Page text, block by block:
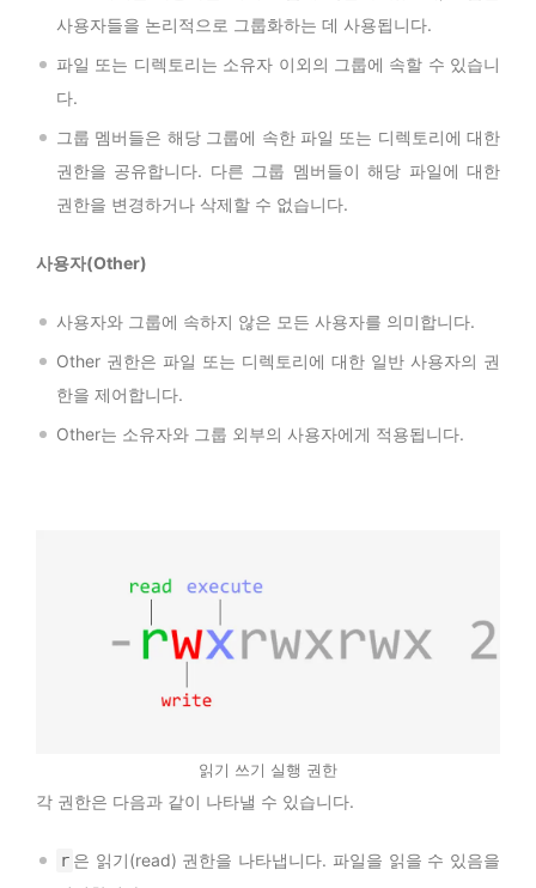
사용자들을 논리적으로 그룹화하는 데 사용됩니다.
파일 또는 디렉토리는 소유자 이외의 그룹에 속할 수 있습니
다.
그룹 멤버들은 해당 그룹에 속한 파일 또는 디렉토리에 대한
권한을 공유합니다. 다른 그룹 멤버들이 해당 파일에 대한
권한을 변경하거나 삭제할 수 없습니다.
사용자(Other)
사용자와 그룹에 속하지 않은 모든 사용자를 의미합니다.
Other 권한은 파일 또는 디렉토리에 대한 일반 사용자의 권
한을 제어합니다.
Other는 소유자와 그룹 외부의 사용자에게 적용됩니다.
읽기 쓰기 실행 권한
각 권한은 다음과 같이 나타낼 수 있습니다.
r 은 읽기(read) 권한을 나타냅니다. 파일을 읽을 수 있음을